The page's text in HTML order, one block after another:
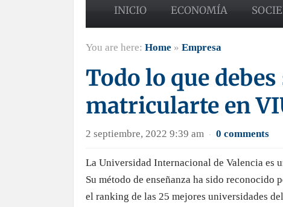
INICIO ECONOMÍA
You are here: Home » Empresa
Todo lo que
matricularte en
2 septiembre, 2022 9:39 am · 0 comments
La Universidad Internacional de Valencia es
Su método de enseñanza ha sido reconocido
el ranking de las 25 mejores universidades